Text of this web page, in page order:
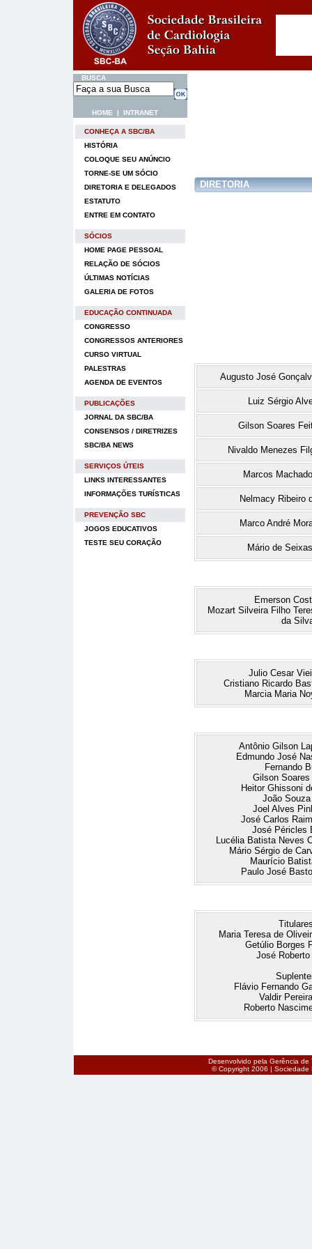
BUSCA
HOME | INTRANET
CONHEÇA A SBC/BA
HISTÓRIA
COLOQUE SEU ANÚNCIO
TORNE-SE UM SÓCIO
DIRETORIA E DELEGADOS
ESTATUTO
ENTRE EM CONTATO
SÓCIOS
HOME PAGE PESSOAL
RELAÇÃO DE SÓCIOS
ÚLTIMAS NOTÍCIAS
GALERIA DE FOTOS
EDUCAÇÃO CONTINUADA
CONGRESSO
CONGRESSOS ANTERIORES
CURSO VIRTUAL
PALESTRAS
AGENDA DE EVENTOS
PUBLICAÇÕES
JORNAL DA SBC/BA
CONSENSOS / DIRETRIZES
SBC/BA NEWS
SERVIÇOS ÚTEIS
LINKS INTERESSANTES
INFORMAÇÕES TURÍSTICAS
PREVENÇÃO SBC
JOGOS EDUCATIVOS
TESTE SEU CORAÇÃO
DIRETORIA
Augusto José
Luiz Sérgio
Gilson Soares
Nivaldo Menezes
Marcos
Nelmacy Ribeiro
Marco André
Mário de
Emerson
Mozart Silveira Filho
da
Julio Cesar
Cristiano Ricardo
Marcia Maria
Antônio Gilson
Edmundo José
Fernando
Gilson
Heitor Ghissoni
João
Joel Alves
José Carlos
José Péricles
Lucélia Batista Neves
Mário Sérgio de
Maurício
Paulo José
Maria Teresa de
Getúlio Borges
José Roberto
Flávio Fernando
Valdir
Roberto
Desenvolvido pela Gerência de
© Copyright 2006 | Sociedade